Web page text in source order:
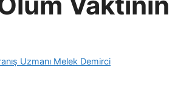
Uzmanı Melek Demirci